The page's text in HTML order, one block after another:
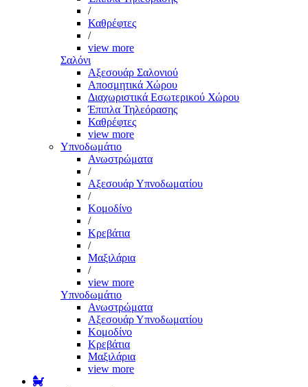
/
Καθρέφτες
/
view more
Σαλόνι
Αξεσουάρ Σαλονιού
Αποσμητικά Χώρου
Διαχωριστικά Εσωτερικού Χώρου
Έπιπλα Τηλεόρασης
Καθρέφτες
view more
Υπνοδωμάτιο
Ανωστρώματα
/
Αξεσουάρ Υπνοδωματίου
/
Κομοδίνο
/
Κρεβάτια
/
Μαξιλάρια
/
view more
Υπνοδωμάτιο
Ανωστρώματα
Αξεσουάρ Υπνοδωματίου
Κομοδίνο
Κρεβάτια
Μαξιλάρια
view more